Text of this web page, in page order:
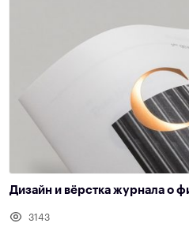
Дизайн и вёрстка журнала о
3143